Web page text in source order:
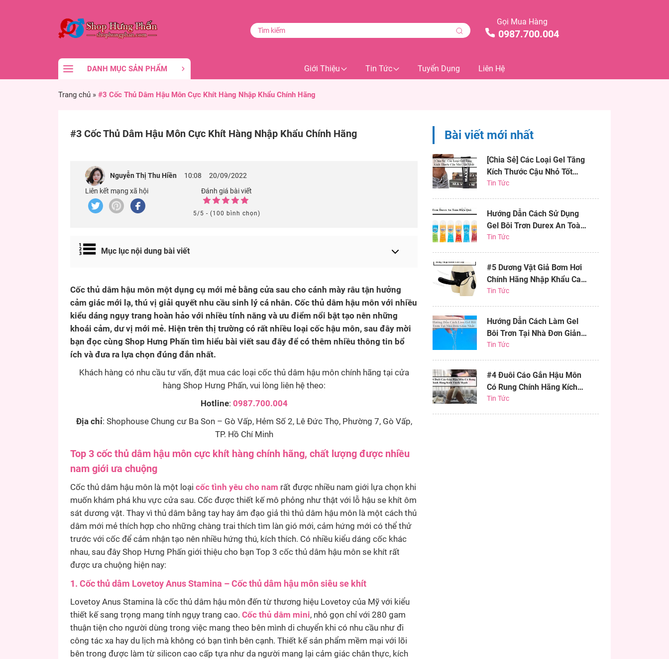
Gọi Mua Hàng
0987.700.004
DANH MỤC SẢN PHẨM Giới Thiệu Tin Tức Tuyển Dụng Liên Hệ
Trang chủ » #3 Cốc Thủ Dâm Hậu Môn Cực Khít Hàng Nhập Khẩu Chính Hãng
#3 Cốc Thủ Dâm Hậu Môn Cực Khít Hàng Nhập Khẩu Chính Hãng
Nguyễn Thị Thu Hiền 10:08
20/09/2022
Liên kết mạng xã hội
Đánh giá bài viết
5/5 - (100 bình chọn)
Mục lục nội dung bài viết
Cốc thủ dâm hậu môn một dụng cụ mới mẻ bằng cửa sau cho cánh mày râu tận hưởng
cảm giác mới lạ, thú vị giải quyết nhu cầu sinh lý cá nhân. Cốc thủ dâm hậu môn với nhiều
kiểu dáng ngụy trang hoàn hảo với nhiều tính năng và ưu điểm nổi bật tạo nên những
khoái cảm, dư vị mới mẻ. Hiện trên thị trường có rất nhiều loại cốc hậu môn, sau đây mời
bạn đọc cùng Shop Hưng Phấn tìm hiểu bài viết sau đây để có thêm nhiều thông tin bổ
ích và đưa ra lựa chọn đúng đắn nhất.
Khách hàng có nhu cầu tư vấn, đặt mua các loại cốc thủ dâm hậu môn chính hãng tại cửa
hàng Shop Hưng Phấn, vui lòng liên hệ theo:
Hotline: 0987.700.004
Địa chỉ: Shophouse Chung cư Ba Son – Gò Vấp, Hẻm Số 2, Lê Đức Thọ, Phường 7, Gò Vấp,
TP. Hồ Chí Minh
Top 3 cốc thủ dâm hậu môn cực khít hàng chính hãng, chất lượng được nhiều
nam giới ưa chuộng
Cốc thủ dâm hậu môn là một loại cốc tình yêu cho nam rất được nhiều nam giới lựa chọn khi
muốn khám phá khu vực cửa sau. Cốc được thiết kế mô phỏng như thật với lỗ hậu se khít ôm
sát dương vật. Thay vì thủ dâm bằng tay hay âm đạo giả thì thủ dâm hậu môn là một cách thủ
dâm mới mẻ thích hợp cho những chàng trai thích tìm làn gió mới, cảm hứng mới có thể thử
trước với cốc để cảm nhận tạo nên nhiều hứng thú, kích thích. Có nhiều kiểu dáng cốc khác
nhau, sau đây Shop Hưng Phấn giới thiệu cho bạn Top 3 cốc thủ dâm hậu môn se khít rất
được ưa chuộng hiện nay:
1. Cốc thủ dâm Lovetoy Anus Stamina – Cốc thủ dâm hậu môn siêu se khít
Lovetoy Anus Stamina là cốc thủ dâm hậu môn đến từ thương hiệu Lovetoy của Mỹ với kiểu
thiết kế sang trọng mang tính ngụy trang cao. Cốc thủ dâm mini, nhỏ gọn chỉ với 280 gam
thuận tiện cho người dùng trong việc mang theo bên mình di chuyển khi có nhu cầu như đi
công tác xa hay du lịch mà không có bạn tình bên cạnh. Thiết kế sản phẩm mềm mại với lõi
bên trong được làm từ silicon cao cấp tựa như da người mang lại cảm giác chân thực, kích
Bài viết mới nhất
[Chia Sẻ] Các Loại Gel Tăng
Kích Thước Cậu Nhỏ Tốt
Nhất
Tin Tức
Hướng Dẫn Cách Sử Dụng
Gel Bôi Trơn Durex An Toàn
Hiệu Quả
Tin Tức
#5 Dương Vật Giả Bơm Hơi
Chính Hãng Nhập Khẩu Cao
Cấp
Tin Tức
Hướng Dẫn Cách Làm Gel
Bôi Trơn Tại Nhà Đơn Giản
Nhất
Tin Tức
#4 Đuôi Cáo Gắn Hậu Môn
Có Rung Chính Hãng Kích
Thích Mạnh
Tin Tức